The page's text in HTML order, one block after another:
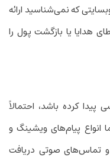
که نمی‌شناسید ارائه
هدایا یا بازگشت پول را
کرده باشد، احتمالاً
انواع پیام‌های ویشینگ و
تماس‌های صوتی دریافت